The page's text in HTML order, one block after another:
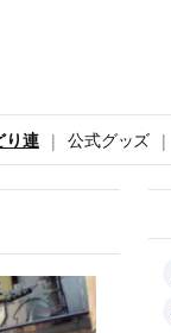
り連 公式グッズ